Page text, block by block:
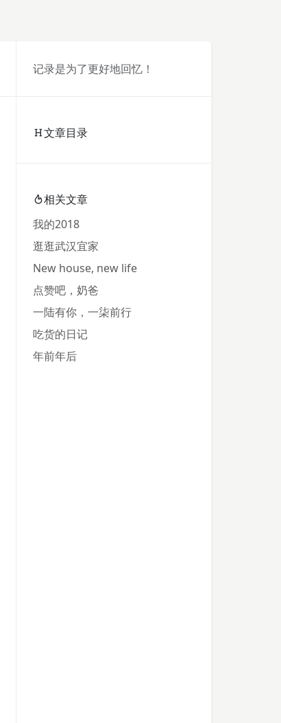
记录是为了更好地回忆！
文章目录
相关文章
我的2018
逛逛武汉宜家
New house, new life
点赞吧，奶爸
一陆有你，一柒前行
吃货的日记
年前年后